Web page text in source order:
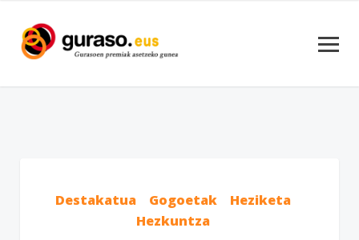
Destakatua Gogoetak
Heziketa
Hezkuntza